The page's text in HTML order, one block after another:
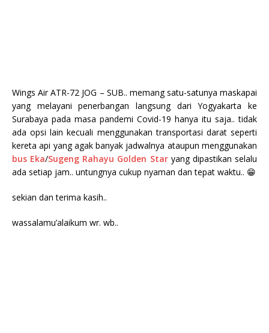
Wings Air ATR-72 JOG – SUB.. memang satu-satunya maskapai
yang melayani penerbangan langsung dari Yogyakarta ke
Surabaya pada masa pandemi Covid-19 hanya itu saja.. tidak
ada opsi lain kecuali menggunakan transportasi darat seperti
kereta api yang agak banyak jadwalnya ataupun menggunakan
bus Eka/Sugeng Rahayu Golden Staryang dipastikan selalu
ada setiap jam.. untungnya cukup nyaman dan tepat waktu.. 😁
sekian dan terima kasih..
wassalamu’alaikum wr. wb..